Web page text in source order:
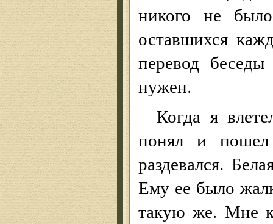
никого не
оставшихся
перевод
нужен.
Когда я
понял и
раздевался.
Ему ее было
такую же. Мне